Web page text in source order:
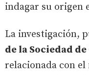
indagar su origen
La investigación,
de la Sociedad
relacionada con